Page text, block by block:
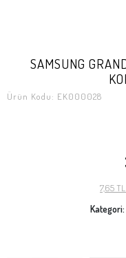
SAMSUNG
Ürün Kodu: EK000028
7,65
Kategori: